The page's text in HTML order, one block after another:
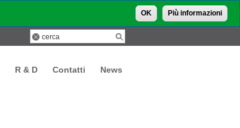
OK Più informazioni
R & D Contatti News